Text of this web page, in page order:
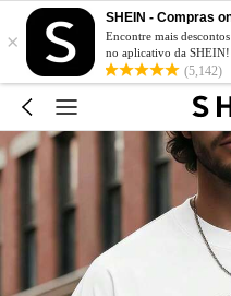
×
SHEIN - Compras
Encontre mais
no aplicativo da SHEIN!
(5,142)